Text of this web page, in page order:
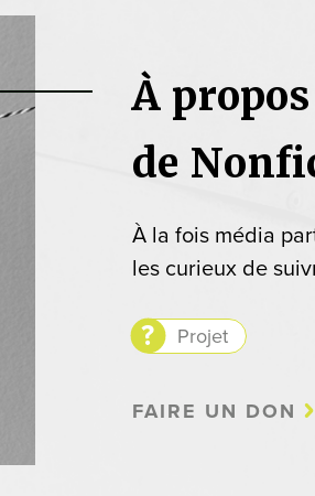
À propos
de
À la fois média
les curieux de
Projet
FAIRE UN DON